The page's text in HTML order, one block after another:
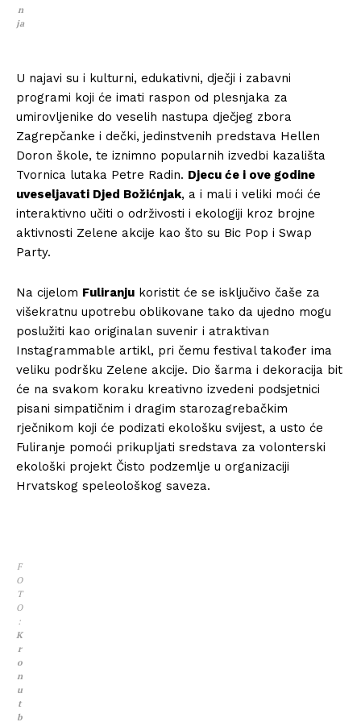
n
ja
U najavi su i kulturni, edukativni, dječji i zabavni
programi koji će imati raspon od plesnjaka za
umirovljenike do veselih nastupa dječjeg zbora
Zagrepčanke i dečki, jedinstvenih predstava Hellen
Doron škole, te iznimno popularnih izvedbi kazališta
Tvornica lutaka Petre Radin. Djecu će i ove godine
uveseljavati Djed Božićnjak, a i mali i veliki moći će
interaktivno učiti o održivosti i ekologiji kroz brojne
aktivnosti Zelene akcije kao što su Bic Pop i Swap
Party.
Na cijelom Fuliranju koristit će se isključivo čaše za
višekratnu upotrebu oblikovane tako da ujedno mogu
poslužiti kao originalan suvenir i atraktivan
Instagrammable artikl, pri čemu festival također ima
veliku podršku Zelene akcije. Dio šarma i dekoracija bit
će na svakom koraku kreativno izvedeni podsjetnici
pisani simpatičnim i dragim starozagrebačkim
rječnikom koji će podizati ekološku svijest, a usto će
Fuliranje pomoći prikupljati sredstava za volonterski
ekološki projekt Čisto podzemlje u organizaciji
Hrvatskog speleološkog saveza.
F
O
T
O
:
K
r
o
n
u
t
b